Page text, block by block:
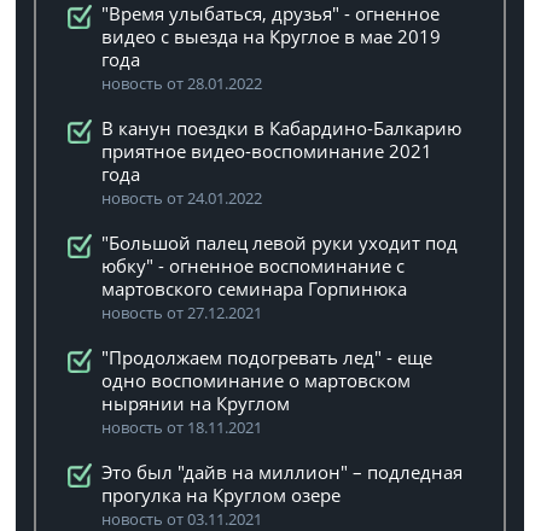
"Время улыбаться, друзья" - огненное
видео с выезда на Круглое в мае 2019
года
новость от 28.01.2022
В канун поездки в Кабардино-Балкарию
приятное видео-воспоминание 2021
года
новость от 24.01.2022
"Большой палец левой руки уходит под
юбку" - огненное воспоминание с
мартовского семинара Горпинюка
новость от 27.12.2021
"Продолжаем подогревать лед" - еще
одно воспоминание о мартовском
нырянии на Круглом
новость от 18.11.2021
Это был "дайв на миллион" – подледная
прогулка на Круглом озере
новость от 03.11.2021